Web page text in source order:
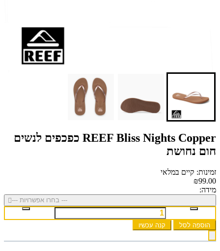
REEF Bliss Nights Copper כפכפים לנשים
חום נחושת
זמינות: קיים במלאי
₪99.00
מידה:
--- בחרו אפשרויות ---
הוספה לסל קנה עכשיו